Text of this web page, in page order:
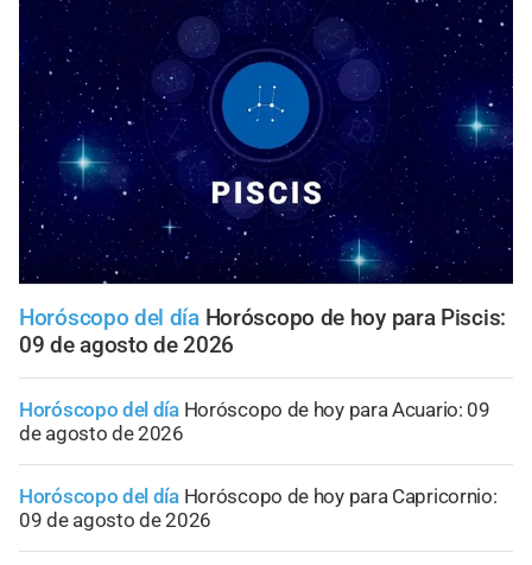
Horóscopo del día Horóscopo de hoy para Piscis:
09 de agosto de 2026
Horóscopo del día Horóscopo de hoy para Acuario: 09
de agosto de 2026
Horóscopo del día Horóscopo de hoy para Capricornio:
09 de agosto de 2026